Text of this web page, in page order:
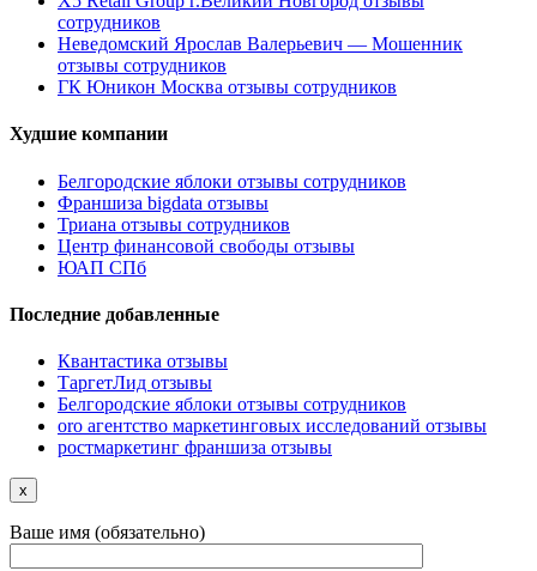
сотрудников
Неведомский Ярослав Валерьевич — Мошенник
отзывы сотрудников
ГК Юникон Москва отзывы сотрудников
Худшие компании
Белгородские яблоки отзывы сотрудников
Франшиза bigdata отзывы
Триана отзывы сотрудников
Центр финансовой свободы отзывы
ЮАП СПб
Последние добавленные
Квантастика отзывы
ТаргетЛид отзывы
Белгородские яблоки отзывы сотрудников
oro агентство маркетинговых исследований отзывы
ростмаркетинг франшиза отзывы
x
Ваше имя (обязательно)